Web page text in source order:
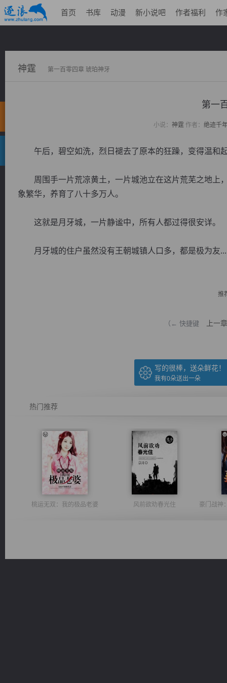
首页 书库 动漫 新小说吧 作者福利 作
神霆 第一百零四章 琥珀神牙
第一
小说： 神霆 作者： 绝迹千
午后，碧空如洗，烈日褪去了原本的狂躁，变得温和
周围手一片荒凉黄土，一片城池立在这片荒芜之地上
象繁华，养育了八十多万人。
这就是月牙城，一片静谧中，所有人都过得很安详。
月牙城的住户虽然没有王朝城镇人口多，都是极为友...
推
（← 快捷键 上一章
写的很棒，送朵鲜花！
我有0朵送出一朵
热门推荐
桃运无双：我的极品老婆 风前欲劝春光住